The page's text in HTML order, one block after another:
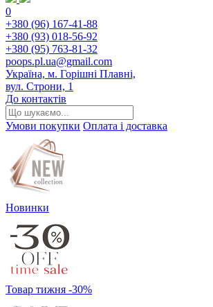
0
+380 (96) 167-41-88
+380 (93) 018-56-92
+380 (95) 763-81-32
poops.pl.ua@gmail.com
Україна, м. Горішні Плавні,
вул. Строни, 1
До контактів
Умови покупки Оплата і доставка
Новинки
Товар тижня -30%